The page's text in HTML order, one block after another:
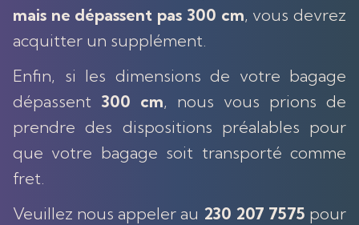
mais ne dépassent pas 300 cm, vous devrez
acquitter un supplément.
Enfin, si les dimensions de votre bagage
dépassent 300 cm, nous vous prions de
prendre des dispositions préalables pour
que votre bagage soit transporté comme
fret.
Veuillez nous appeler au 230 207 7575 pour